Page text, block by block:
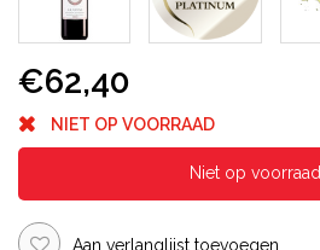
€62,40
NIET OP VOORRAAD
Niet op voorraad
Aan verlanglijst toevoegen